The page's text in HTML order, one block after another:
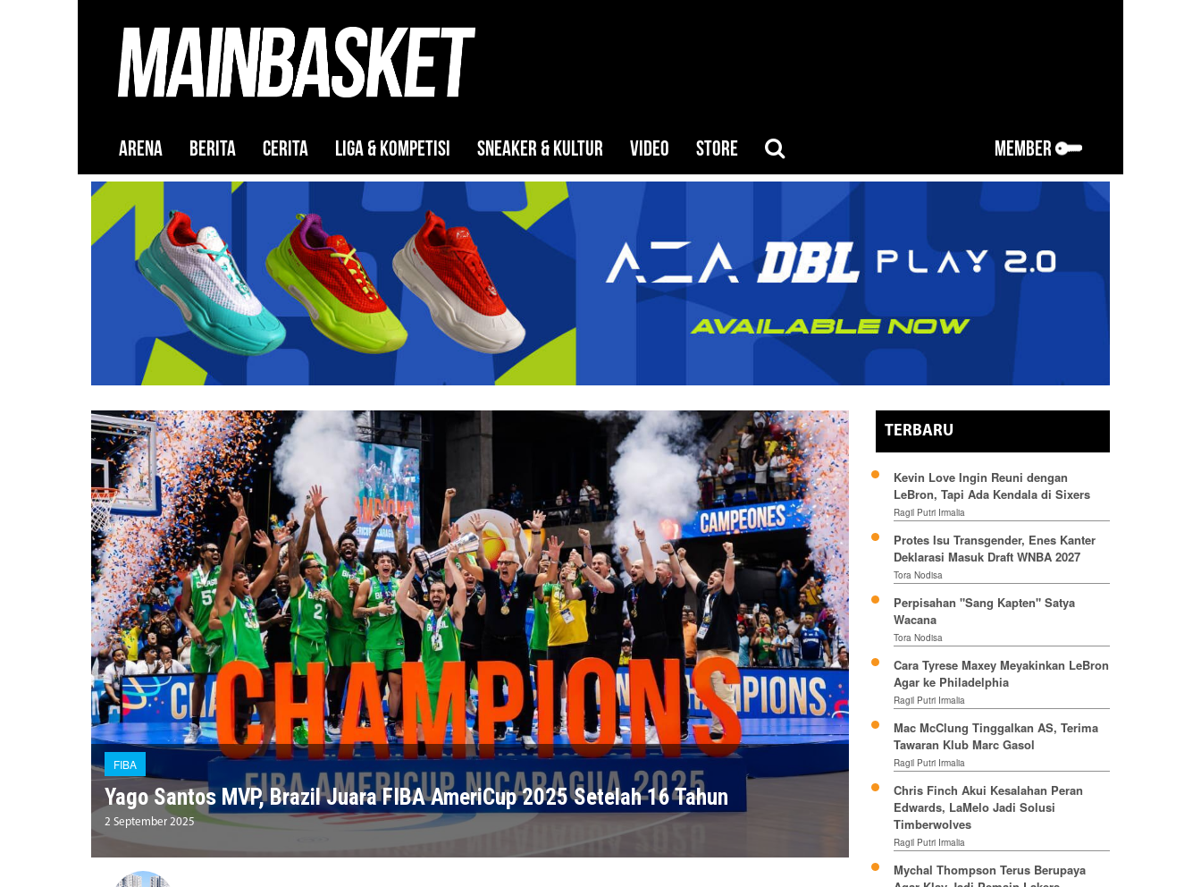
ARENA BERITA CERITA LIGA & KOMPETISI SNEAKER & KULTUR VIDEO STORE MEMBER
FIBA
Yago Santos MVP, Brazil Juara FIBA AmeriCup 2025 Setelah 16 Tahun
2 September 2025
TERBARU
Kevin Love Ingin Reuni dengan
LeBron, Tapi Ada Kendala di Sixers
Ragil Putri Irmalia
Protes Isu Transgender, Enes Kanter
Deklarasi Masuk Draft WNBA 2027
Tora Nodisa
Perpisahan "Sang Kapten" Satya
Wacana
Tora Nodisa
Cara Tyrese Maxey Meyakinkan LeBron
Agar ke Philadelphia
Ragil Putri Irmalia
Mac McClung Tinggalkan AS, Terima
Tawaran Klub Marc Gasol
Ragil Putri Irmalia
Chris Finch Akui Kesalahan Peran
Edwards, LaMelo Jadi Solusi
Timberwolves
Ragil Putri Irmalia
Mychal Thompson Terus Berupaya